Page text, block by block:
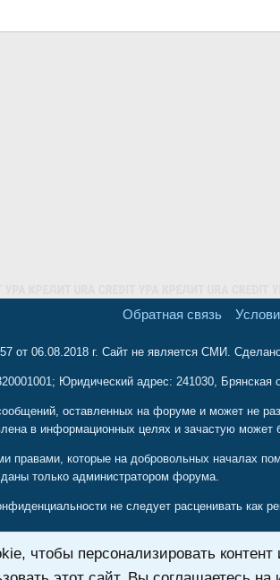
Обратная связь
от 06.08.2018 г. Сайт не является СМИ.
Юридический адрес: 241030, Брянская
оставленных на форуме и может не
в информационных целях и зачастую может
правами, которые на добровольных началах
только администратором форума.
не следует расценивать как
своих действий или бездействий
пользователи, сознательно или
чтобы персонализировать